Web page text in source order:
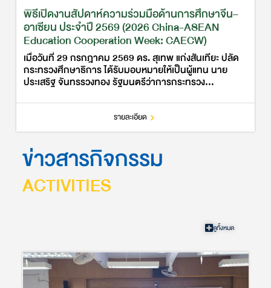
พิธีเปิดงานสัปดาห์ความร่วมมือด้านการศึกษาจีน–
อาเซียน ประจำปี 2569 (2026 China-ASEAN
Education Cooperation Week: CAECW)
เมื่อวันที่ 29 กรกฎาคม 2569 ดร. สุเทพ แก่งสันเทียะ ปลัด
กระทรวงศึกษาธิการ ได้รับมอบหมายให้เป็นผู้แทน นาย
ประเสริฐ จันทรรวงทอง รัฐมนตรีว่าการกระทรวง
การศึกษาจีน–อาเซียน ประ…
รายละเอียด
ข่าวสารกิจกรรม
ACTIVITIES
ดูทั้งหมด